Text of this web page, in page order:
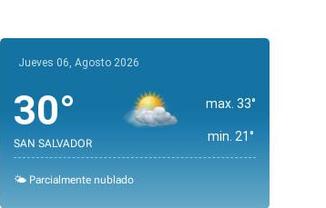
Jueves 06, Agosto 2026
30°
SAN SALVADOR
max. 33°
min. 21°
🌤️ Parcialmente nublado